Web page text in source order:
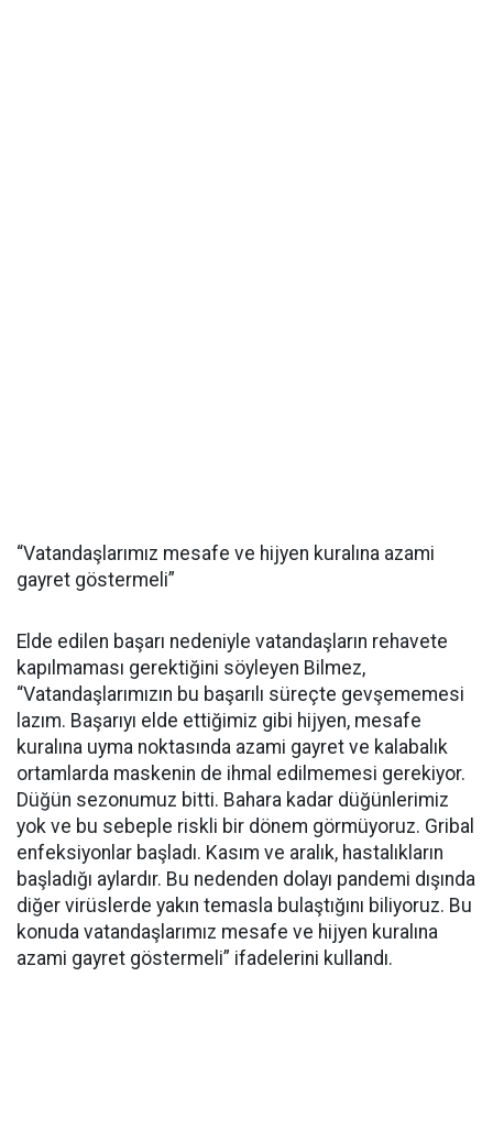
“Vatandaşlarımız mesafe ve hijyen kuralına azami
gayret göstermeli”
Elde edilen başarı nedeniyle vatandaşların rehavete
kapılmaması gerektiğini söyleyen Bilmez,
“Vatandaşlarımızın bu başarılı süreçte gevşememesi
lazım. Başarıyı elde ettiğimiz gibi hijyen, mesafe
kuralına uyma noktasında azami gayret ve kalabalık
ortamlarda maskenin de ihmal edilmemesi gerekiyor.
Düğün sezonumuz bitti. Bahara kadar düğünlerimiz
yok ve bu sebeple riskli bir dönem görmüyoruz. Gribal
enfeksiyonlar başladı. Kasım ve aralık, hastalıkların
başladığı aylardır. Bu nedenden dolayı pandemi dışında
diğer virüslerde yakın temasla bulaştığını biliyoruz. Bu
konuda vatandaşlarımız mesafe ve hijyen kuralına
azami gayret göstermeli” ifadelerini kullandı.